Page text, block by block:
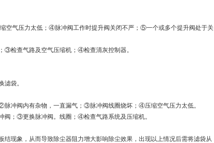
气压力太低；④脉冲阀工作时提升阀关闭不严；⑤一个或多个提升阀处于关
检查气路及空气压缩机；④检查清灰控制器。
袋。
冲阀内有杂物，一直漏气；③脉冲阀线圈烧坏；④压缩空气压力太低。
；③更换脉冲阀。线圈；④检查气路系统及压缩机。
结现象，从而导致除尘器阻力增大影响除尘效果，出现以上情况后需将滤袋从